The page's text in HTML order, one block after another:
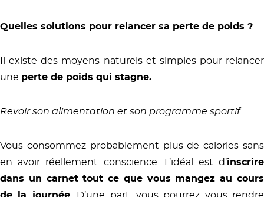
Quelles solutions pour relancer sa perte de poids ?
Il existe des moyens naturels et simples pour relancer
une perte de poids qui stagne.
Revoir son alimentation et son programme sportif
Vous consommez probablement plus de calories sans
en avoir réellement conscience. L’idéal est d’inscrire
dans un carnet tout ce que vous mangez au cours